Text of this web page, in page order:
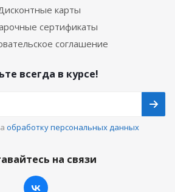
карты
сертификаты
соглашение
всегда в курсе!
обработку персональных данных
на связи